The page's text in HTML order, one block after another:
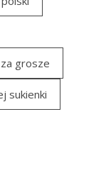
grosze
sukienki